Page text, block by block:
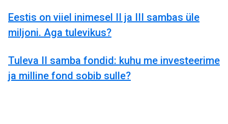
Eestis on viiel inimesel II ja III sambas üle
miljoni. Aga tulevikus?
Tuleva II samba fondid: kuhu me investeerime
ja milline fond sobib sulle?